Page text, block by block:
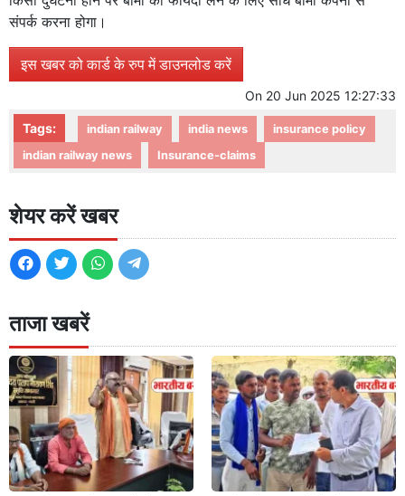
संपर्क करना होगा।
इस खबर को कार्ड के रुप में डाउनलोड करें
On 20 Jun 2025 12:27:33
Tags: indian railway india news
insurance policy
indian railway news
Insurance-claims
शेयर करें खबर
ताजा खबरें